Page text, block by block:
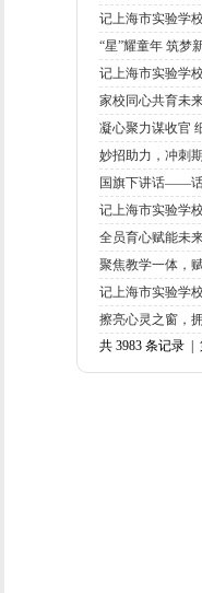
记上海市实验学
“星”耀童年 筑梦
记上海市实验学
家校同心共育未
凝心聚力谋收官
妙招助力，冲刺
国旗下讲话——
记上海市实验学
全员育心赋能未
聚焦教学一体，
记上海市实验学
擦亮心灵之窗，
共 3983 条记录